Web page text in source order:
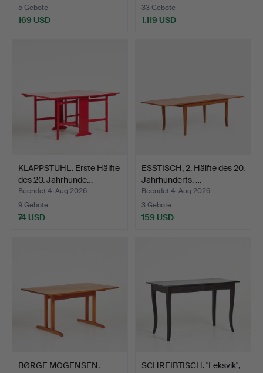
5 Gebote
169 USD
33 Gebote
1.119 USD
KLAPPSTUHL. Erste Hälfte
des 20. Jahrhunde…
Beendet 4. Aug 2026
9 Gebote
74 USD
ESSTISCH, 2. Hälfte des 20.
Jahrhunderts, …
Beendet 4. Aug 2026
3 Gebote
159 USD
BØRGE MOGENSEN.
SCHREIBTISCH. "Leksvik",